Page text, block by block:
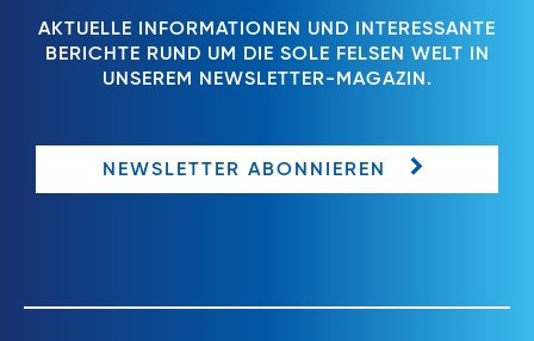
AKTUELLE INFORMATIONEN UND INTERESSANTE
BERICHTE RUND UM DIE SOLE FELSEN WELT IN
UNSEREM NEWSLETTER-MAGAZIN.
NEWSLETTER ABONNIEREN